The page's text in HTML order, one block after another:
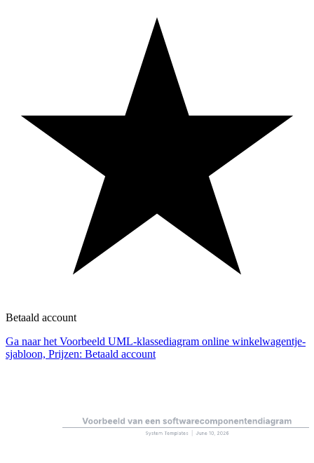
Betaald account
Ga naar het Voorbeeld UML-klassediagram online winkelwagentje-
sjabloon, Prijzen: Betaald account